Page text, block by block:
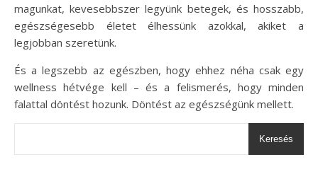
magunkat, kevesebbszer legyünk betegek, és hosszabb,
egészségesebb életet élhessünk azokkal, akiket a
legjobban szeretünk.
És a legszebb az egészben, hogy ehhez néha csak egy
wellness hétvége kell – és a felismerés, hogy minden
falattal döntést hozunk. Döntést az egészségünk mellett.
Keresés